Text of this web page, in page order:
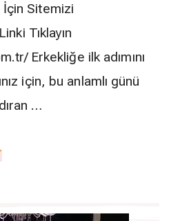
Sitemizi
Tıklayın
Erkekliğe ilk adımını
için, bu anlamlı günü
…